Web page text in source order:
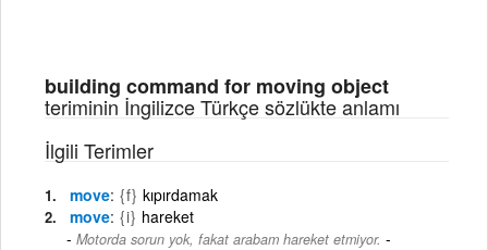
building command for moving object
teriminin İngilizce Türkçe sözlükte anlamı
İlgili Terimler
move {f} kıpırdamak
move {i} hareket
Motorda sorun yok, fakat arabam hareket etmiyor. -